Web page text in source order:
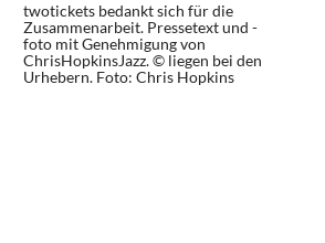
twotickets bedankt sich für die
Zusammenarbeit. Pressetext und -
foto mit Genehmigung von
ChrisHopkinsJazz. © liegen bei den
Urhebern. Foto: Chris Hopkins